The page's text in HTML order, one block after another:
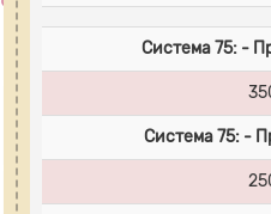
Система 75: -
Система 75: -